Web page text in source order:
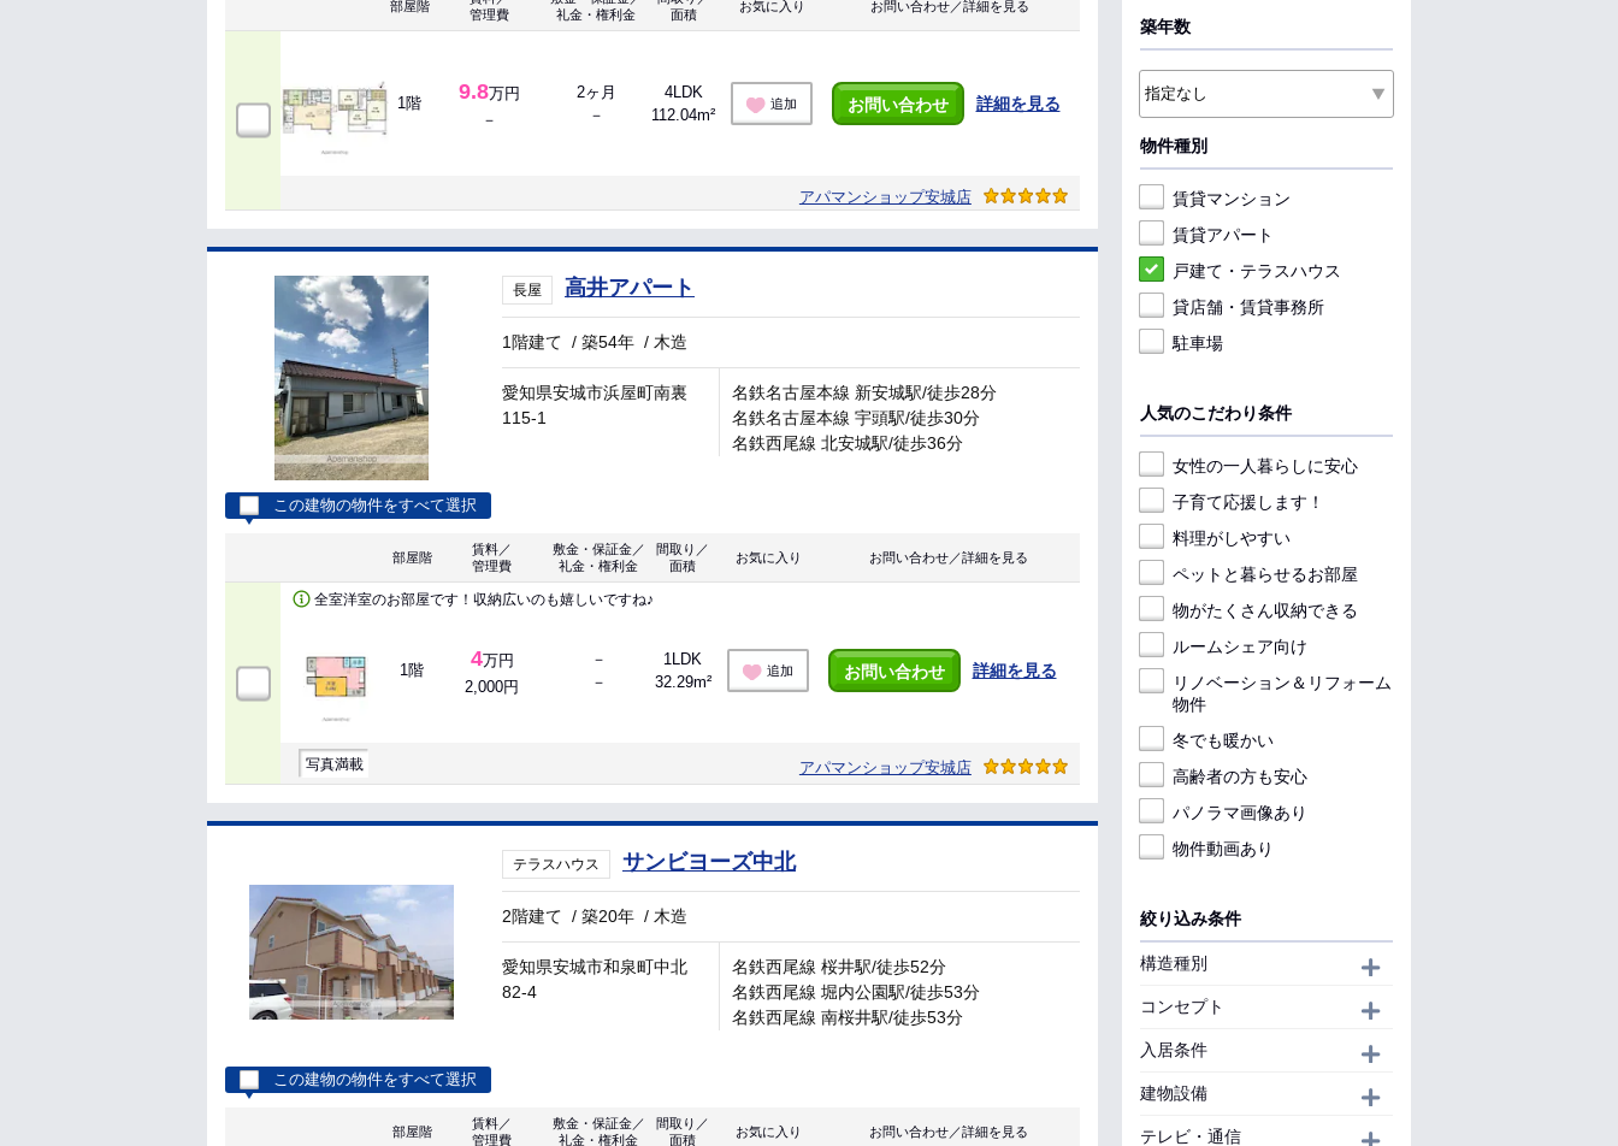
部屋階
管理費
礼金・権利金
面積
お気に入り お問い合わせ／詳細を見る
1階 9.8万円
－
2ヶ月
－
4LDK
112.04m²
追加 お問い合わせ 詳細を見る
アパマンショップ安城店
長屋 高井アパート
1階建て /築54年 / 木造
愛知県安城市浜屋町南裏
115-1
名鉄名古屋本線 新安城駅/徒歩28分
名鉄名古屋本線 宇頭駅/徒歩30分
名鉄西尾線 北安城駅/徒歩36分
この建物の物件をすべて選択
部屋階
賃料／
管理費
敷金・保証金／
礼金・権利金
間取り／
面積
お気に入り お問い合わせ／詳細を見る
全室洋室のお部屋です！収納広いのも嬉しいですね♪
1階 4万円
2,000円
－
－
1LDK
32.29m²
追加 お問い合わせ 詳細を見る
写真満載 アパマンショップ安城店
テラスハウス サンビヨーズ中北
2階建て /築20年 / 木造
愛知県安城市和泉町中北
82-4
名鉄西尾線 桜井駅/徒歩52分
名鉄西尾線 堀内公園駅/徒歩53分
名鉄西尾線 南桜井駅/徒歩53分
この建物の物件をすべて選択
部屋階
賃料／
管理費
敷金・保証金／
礼金・権利金
間取り／
面積
お気に入り お問い合わせ／詳細を見る
築年数
物件種別
賃貸マンション
賃貸アパート
戸建て・テラスハウス
貸店舗・賃貸事務所
駐車場
人気のこだわり条件
女性の一人暮らしに安心
子育て応援します！
料理がしやすい
ペットと暮らせるお部屋
物がたくさん収納できる
ルームシェア向け
リノベーション＆リフォーム
物件
冬でも暖かい
高齢者の方も安心
パノラマ画像あり
物件動画あり
絞り込み条件
構造種別
コンセプト
入居条件
建物設備
テレビ・通信